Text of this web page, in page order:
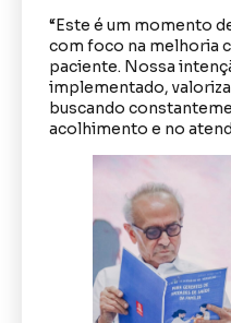
“Este é um momento
com foco na melhoria
paciente. Nossa
implementado,
buscando
acolhimento e no